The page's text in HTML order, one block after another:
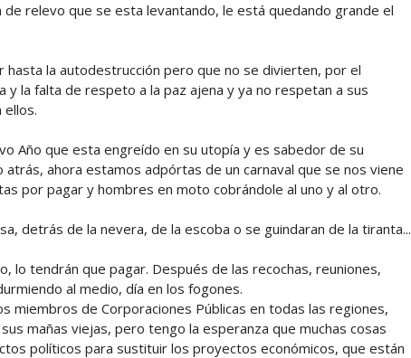
relevo que se esta levantando, le está quedando grande el
hasta la autodestrucción pero que no se divierten, por el
la falta de respeto a la paz ajena y ya no respetan a sus
ellos.
Año que esta engreído en su utopía y es sabedor de su
ahora estamos adpórtas de un carnaval que se nos viene
por pagar y hombres en moto cobrándole al uno y al otro.
detrás de la nevera, de la escoba o se guindaran de la tiranta...
lo tendrán que pagar. Después de las recochas, reuniones,
al medio, día en los fogones.
miembros de Corporaciones Públicas en todas las regiones,
mañas viejas, pero tengo la esperanza que muchas cosas
políticos para sustituir los proyectos económicos, que están